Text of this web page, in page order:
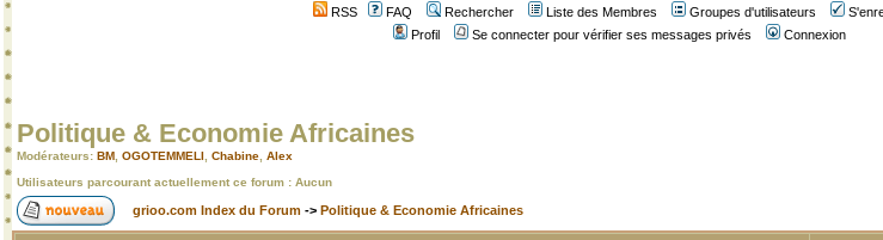
RSS FAQ Rechercher Liste des Membres Groupes d'utilisateurs
Profil
Se connecter pour vérifier ses messages privés Connexion
Politique & Economie Africaines
Modérateurs: BM OGOTEMMELI Chabine Alex
Utilisateurs parcourant actuellement ce forum : Aucun
grioo.com Index du Forum -> Politique & Economie Africaines